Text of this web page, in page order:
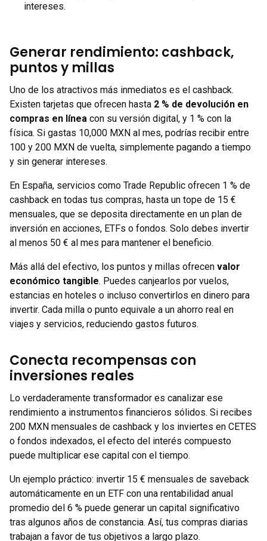
intereses.
Generar rendimiento: cashback,
puntos y millas
Uno de los atractivos más inmediatos es el cashback.
Existen tarjetas que ofrecen hasta 2 % de devolución en
compras en línea con su versión digital, y 1 % con la
física. Si gastas 10,000 MXN al mes, podrías recibir entre
100 y 200 MXN de vuelta, simplemente pagando a tiempo
y sin generar intereses.
En España, servicios como Trade Republic ofrecen 1 % de
cashback en todas tus compras, hasta un tope de 15 €
mensuales, que se deposita directamente en un plan de
inversión en acciones, ETFs o fondos. Solo debes invertir
al menos 50 € al mes para mantener el beneficio.
Más allá del efectivo, los puntos y millas ofrecen valor
económico tangible. Puedes canjearlos por vuelos,
estancias en hoteles o incluso convertirlos en dinero para
invertir. Cada milla o punto equivale a un ahorro real en
viajes y servicios, reduciendo gastos futuros.
Conecta recompensas con
inversiones reales
Lo verdaderamente transformador es canalizar ese
rendimiento a instrumentos financieros sólidos. Si recibes
200 MXN mensuales de cashback y los inviertes en CETES
o fondos indexados, el efecto del interés compuesto
puede multiplicar ese capital con el tiempo.
Un ejemplo práctico: invertir 15 € mensuales de saveback
automáticamente en un ETF con una rentabilidad anual
promedio del 6 % puede generar un capital significativo
tras algunos años de constancia. Así, tus compras diarias
trabajan a favor de tus objetivos a largo plazo.